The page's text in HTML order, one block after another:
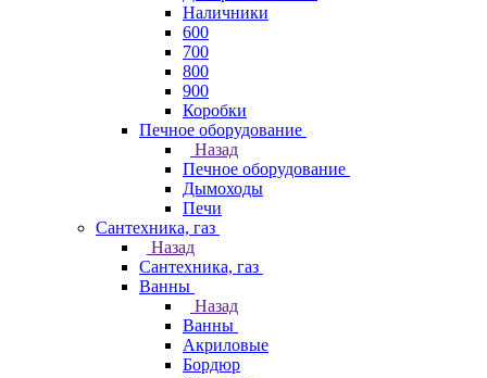
Наличники
600
700
800
900
Коробки
Печное оборудование
Назад
Печное оборудование
Дымоходы
Печи
Сантехника, газ
Назад
Сантехника, газ
Ванны
Назад
Ванны
Акриловые
Бордюр